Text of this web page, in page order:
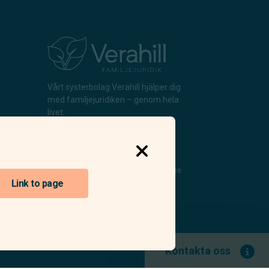
Kontakta oss
Link to page
Vårt systerbolag Verahill hjälper dig
med familjejuridiken – genom hela
livet.
Vi är auktoriserade av Sveriges